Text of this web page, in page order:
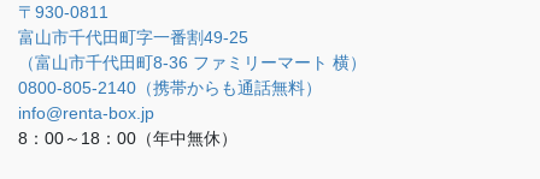
〒930-0811
富山市千代田町字一番割49-25
（富山市千代田町8-36 ファミリーマート 横）
0800-805-2140（携帯からも通話無料）
info@renta-box.jp
8：00～18：00（年中無休）